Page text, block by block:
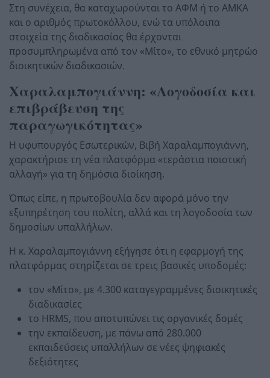
Στη συνέχεια, θα καταχωρούνται το ΑΦΜ ή το ΑΜΚΑ
και ο αριθμός πρωτοκόλλου, ενώ τα υπόλοιπα
στοιχεία της διαδικασίας θα έρχονται
προσυμπληρωμένα από τον «Μίτο», το εθνικό μητρώο
διοικητικών διαδικασιών.
Χαραλαμπογιάννη: «Λογοδοσία και
επιβράβευση της
παραγωγικότητας»
Η υφυπουργός Εσωτερικών, Βιβή Χαραλαμπογιάννη,
χαρακτήρισε τη νέα πλατφόρμα «τεράστια ποιοτική
αλλαγή» για τη δημόσια διοίκηση.
Όπως είπε, η πρωτοβουλία δεν αφορά μόνο την
εξυπηρέτηση του πολίτη, αλλά και τη λογοδοσία των
δημοσίων υπαλλήλων.
Η κ. Χαραλαμπογιάννη εξήγησε ότι η εφαρμογή της
πλατφόρμας στηρίζεται σε τρεις βασικές υποδομές:
τον «Μίτο», με 4.300 καταγεγραμμένες διοικητικές
διαδικασίες
το HRMS, που αποτυπώνει τις οργανικές δομές
την εκπαίδευση, με πάνω από 280.000
εκπαιδεύσεις υπαλλήλων σε νέες ψηφιακές
δεξιότητες